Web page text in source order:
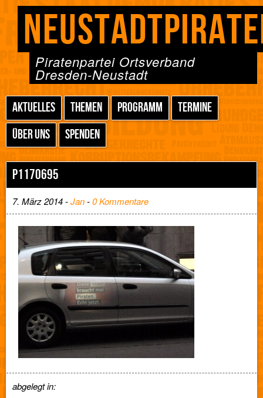
Piratenpartei Ortsverband
Dresden-Neustadt
AKTUELLES THEMEN PROGRAMM
TERMINE
ÜBER UNS
SPENDEN
P1170695
7. März 2014 -Jan-0 Kommentare
abgelegt in: